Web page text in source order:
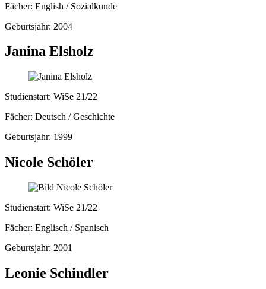
Fächer: English / Sozialkunde
Geburtsjahr: 2004
Janina Elsholz
Studienstart: WiSe 21/22
Fächer: Deutsch / Geschichte
Geburtsjahr: 1999
Nicole Schöler
Studienstart: WiSe 21/22
Fächer: Englisch / Spanisch
Geburtsjahr: 2001
Leonie Schindler